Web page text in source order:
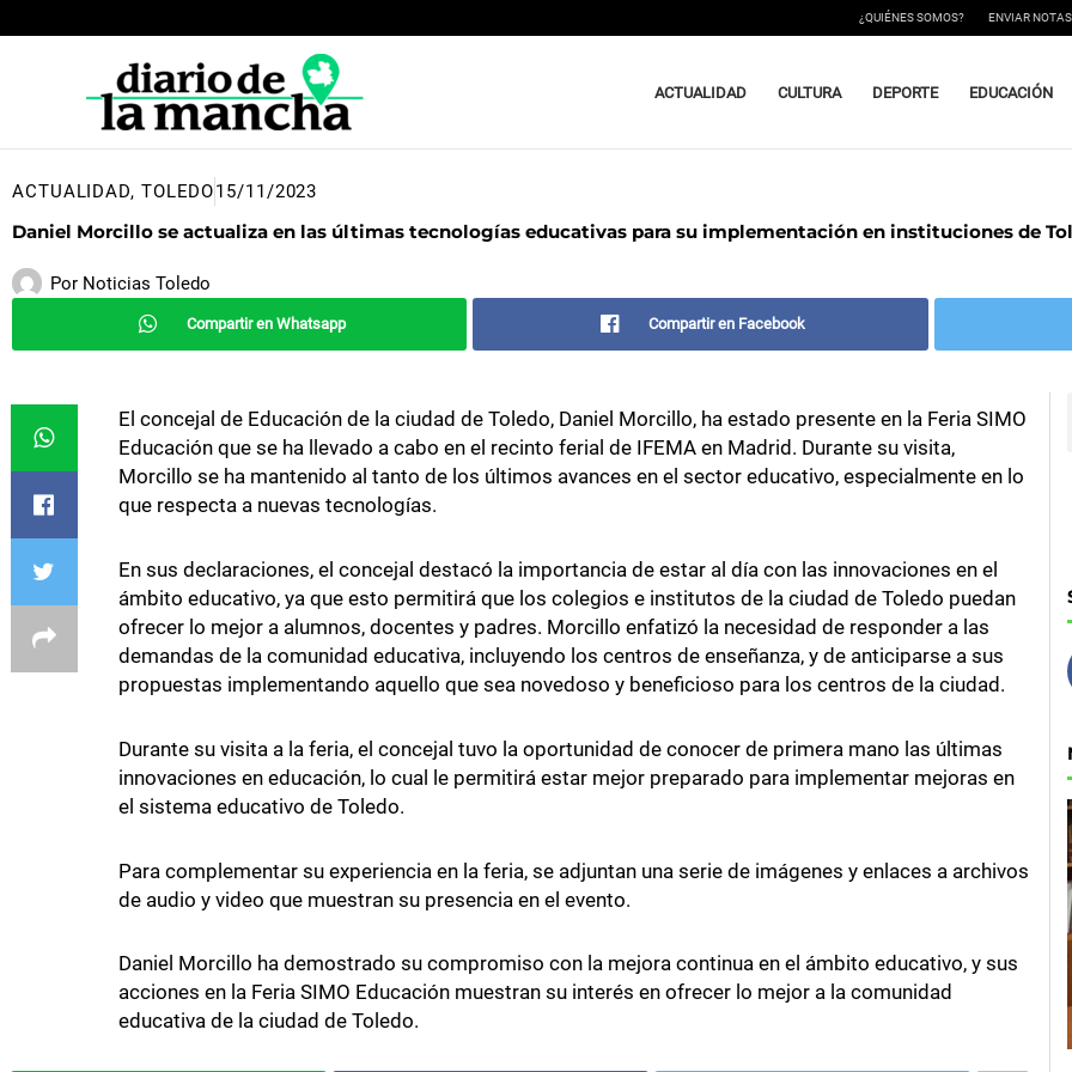
al
¿QUIÉNES SOMOS? ENVIAR
ACTUALIDAD CULTURA DEPORTE EDUCACIÓN
ACTUALIDAD, TOLEDO15/11/2023
Daniel Morcillo se actualiza en las últimas tecnologías educativas para su implementación en instituciones de
Por Noticias Toledo
Compartir en Whatsapp Compartir en Facebook
El concejal de Educación de la ciudad de Toledo, Daniel Morcillo, ha estado presente en la Feria SIMO
Educación que se ha llevado a cabo en el recinto ferial de IFEMA en Madrid. Durante su visita,
Morcillo se ha mantenido al tanto de los últimos avances en el sector educativo, especialmente en lo
que respecta a nuevas tecnologías.
En sus declaraciones, el concejal destacó la importancia de estar al día con las innovaciones en el
ámbito educativo, ya que esto permitirá que los colegios e institutos de la ciudad de Toledo puedan
ofrecer lo mejor a alumnos, docentes y padres. Morcillo enfatizó la necesidad de responder a las
demandas de la comunidad educativa, incluyendo los centros de enseñanza, y de anticiparse a sus
propuestas implementando aquello que sea novedoso y beneficioso para los centros de la ciudad.
Durante su visita a la feria, el concejal tuvo la oportunidad de conocer de primera mano las últimas
innovaciones en educación, lo cual le permitirá estar mejor preparado para implementar mejoras en
el sistema educativo de Toledo.
Para complementar su experiencia en la feria, se adjuntan una serie de imágenes y enlaces a archivos
de audio y video que muestran su presencia en el evento.
Daniel Morcillo ha demostrado su compromiso con la mejora continua en el ámbito educativo, y sus
acciones en la Feria SIMO Educación muestran su interés en ofrecer lo mejor a la comunidad
educativa de la ciudad de Toledo.